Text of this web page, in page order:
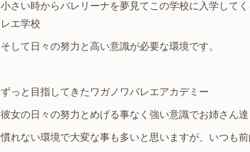
小さい時からバレリーナを夢見てこの学校に入学して
レエ学校
そして日々の努力と高い意識が必要な環境です。
ずっと目指してきたワガノワバレエアカデミー
彼女の日々の努力とめげる事なく強い意識でお姉さん
慣れない環境で大変な事も多いと思いますが、いつも前